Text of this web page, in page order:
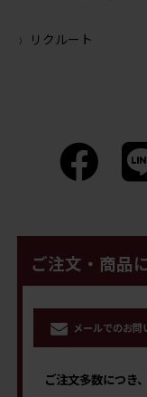
リクルート
ご注文・商品
メールでのお問
ご注文多数につき